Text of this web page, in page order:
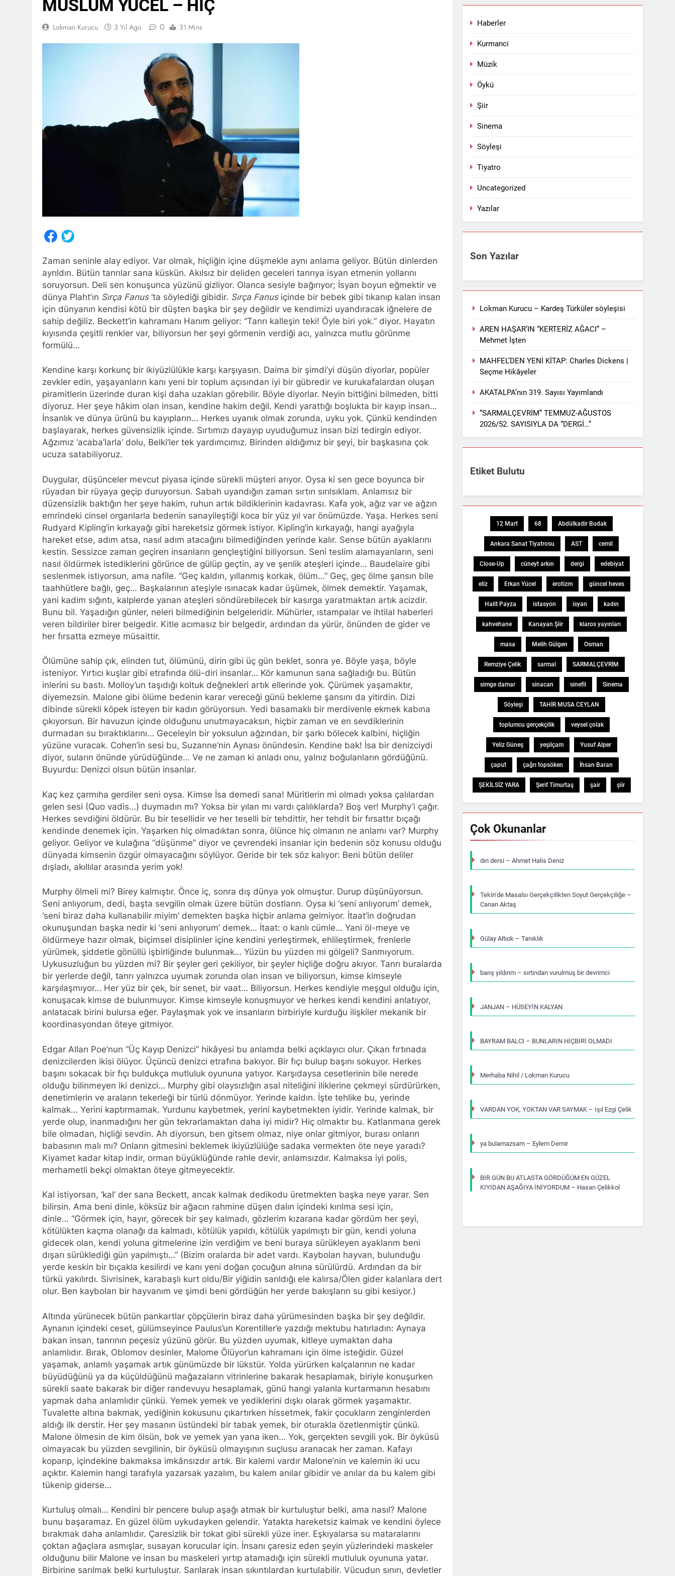
MÜSLÜM YÜCEL – HİÇ
Lokman Kurucu 3 Yıl Ago 0 31 Mins
Zaman seninle alay ediyor. Var olmak, hiçliğin içine düşmekle aynı anlama geliyor. Bütün dinlerden
ayrıldın. Bütün tanrılar sana küskün. Akılsız bir deliden geceleri tanrıya isyan etmenin yollarını
soruyorsun. Deli sen konuşunca yüzünü gizliyor. Olanca sesiyle bağırıyor; İsyan boyun eğmektir ve
dünya Plaht’ın Sırça Fanus ‘ta söylediği gibidir. Sırça Fanus içinde bir bebek gibi tıkanıp kalan insan
için dünyanın kendisi kötü bir düşten başka bir şey değildir ve kendimizi uyandıracak iğnelere de
sahip değiliz. Beckett’in kahramanı Hanım geliyor: “Tanrı kalleşin teki! Öyle biri yok.” diyor. Hayatın
kıyısında çeşitli renkler var, biliyorsun her şeyi görmenin verdiği acı, yalnızca mutlu görünme
formülü…
Kendine karşı korkunç bir ikiyüzlülükle karşı karşıyasın. Daima bir şimdi’yi düşün diyorlar, popüler
zevkler edin, yaşayanların kanı yeni bir toplum açısından iyi bir gübredir ve kurukafalardan oluşan
piramitlerin üzerinde duran kişi daha uzakları görebilir. Böyle diyorlar. Neyin bittiğini bilmeden, bitti
diyoruz. Her şeye hâkim olan insan, kendine hakim değil. Kendi yarattığı boşlukta bir kayıp insan…
İnsanlık ve dünya ürünü bu kayıpların… Herkes uyanık olmak zorunda, uyku yok. Çünkü kendinden
başlayarak, herkes güvensizlik içinde. Sırtımızı dayayıp uyuduğumuz insan bizi tedirgin ediyor.
Ağzımız ‘acaba’larla’ dolu, Belki’ler tek yardımcımız. Birinden aldığımız bir şeyi, bir başkasına çok
ucuza satabiliyoruz.
Duygular, düşünceler mevcut piyasa içinde sürekli müşteri arıyor. Oysa ki sen gece boyunca bir
rüyadan bir rüyaya geçip duruyorsun. Sabah uyandığın zaman sırtın sırılsıklam. Anlamsız bir
düzensizlik baktığın her şeye hakim, ruhun artık bildiklerinin kadavrası. Kafa yok, ağız var ve ağzın
emrindeki cinsel organlarla bedenin sanayileştiği koca bir yüz yıl var önümüzde. Yaşa. Herkes seni
Rudyard Kipling’in kırkayağı gibi hareketsiz görmek istiyor. Kipling’in kırkayağı, hangi ayağıyla
hareket etse, adım atsa, nasıl adım atacağını bilmediğinden yerinde kalır. Sense bütün ayaklarını
kestin. Sessizce zaman geçiren insanların gençleştiğini biliyorsun. Seni teslim alamayanların, seni
nasıl öldürmek istediklerini görünce de gülüp geçtin, ay ve şenlik ateşleri içinde… Baudelaire gibi
seslenmek istiyorsun, ama nafile. “Geç kaldın, yıllanmış korkak, ölüm…” Geç, geç ölme şansın bile
taahhütlere bağlı, geç… Başkalarının ateşiyle ısınacak kadar üşümek, ölmek demektir. Yaşamak,
yani kadim sığıntı, kalplerde yanan ateşleri söndürebilecek bir kasırga yaratmaktan artık acizdir.
Bunu bil. Yaşadığın günler, neleri bilmediğinin belgeleridir. Mühürler, ıstampalar ve ihtilal haberleri
veren bildiriler birer belgedir. Kitle acımasız bir belgedir, ardından da yürür, önünden de gider ve
her fırsatta ezmeye müsaittir.
Ölümüne sahip çık, elinden tut, ölümünü, dirin gibi üç gün beklet, sonra ye. Böyle yaşa, böyle
isteniyor. Yırtıcı kuşlar gibi etrafında ölü-diri insanlar… Kör kamunun sana sağladığı bu. Bütün
inlerini su bastı. Molloy’un taşıdığı koltuk değnekleri artık ellerinde yok. Çürümek yaşamaktır,
diyemezsin. Malone gibi ölüme bedenin karar vereceği günü bekleme şansını da yitirdin. Dizi
dibinde sürekli köpek isteyen bir kadın görüyorsun. Yedi basamaklı bir merdivenle ekmek kabına
çıkıyorsun. Bir havuzun içinde olduğunu unutmayacaksın, hiçbir zaman ve en sevdiklerinin
durmadan su bıraktıklarını… Geceleyin bir yoksulun ağzından, bir şarkı bölecek kalbini, hiçliğin
yüzüne vuracak. Cohen’in sesi bu, Suzanne’nin Aynası önündesin. Kendine bak! İsa bir denizciydi
diyor, suların önünde yürüdüğünde… Ve ne zaman ki anladı onu, yalnız boğulanların gördüğünü.
Buyurdu: Denizci olsun bütün insanlar.
Kaç kez çarmıha gerdiler seni oysa. Kimse İsa demedi sana! Müritlerin mi olmadı yoksa çalılardan
gelen sesi (Quo vadis…) duymadın mı? Yoksa bir yılan mı vardı çalılıklarda? Boş ver! Murphy’i çağır.
Herkes sevdiğini öldürür. Bu bir tesellidir ve her teselli bir tehdittir, her tehdit bir fırsattır bıçağı
kendinde denemek için. Yaşarken hiç olmadıktan sonra, ölünce hiç olmanın ne anlamı var? Murphy
geliyor. Geliyor ve kulağına “düşünme” diyor ve çevrendeki insanlar için bedenin söz konusu olduğu
dünyada kimsenin özgür olmayacağını söylüyor. Geride bir tek söz kalıyor: Beni bütün deliler
dışladı, akıllılar arasında yerim yok!
Murphy ölmeli mi? Birey kalmıştır. Önce iç, sonra dış dünya yok olmuştur. Durup düşünüyorsun.
Seni anlıyorum, dedi, başta sevgilin olmak üzere bütün dostların. Oysa ki ‘seni anlıyorum’ demek,
‘seni biraz daha kullanabilir miyim’ demekten başka hiçbir anlama gelmiyor. İtaat’in doğrudan
okunuşundan başka nedir ki ‘seni anlıyorum’ demek… İtaat: o kanlı cümle… Yani öl-meye ve
öldürmeye hazır olmak, biçimsel disiplinler içine kendini yerleştirmek, ehlileştirmek, frenlerle
yürümek, şiddetle gönüllü işbirliğinde bulunmak… Yüzün bu yüzden mi gölgeli? Sanmıyorum.
Uykusuzluğun bu yüzden mi? Bir şeyler geri çekiliyor, bir şeyler hiçliğe doğru akıyor. Tanrı buralarda
bir yerlerde değil, tanrı yalnızca uyumak zorunda olan insan ve biliyorsun, kimse kimseyle
karşılaşmıyor… Her yüz bir çek, bir senet, bir vaat… Biliyorsun. Herkes kendiyle meşgul olduğu için,
konuşacak kimse de bulunmuyor. Kimse kimseyle konuşmuyor ve herkes kendi kendini anlatıyor,
anlatacak birini bulursa eğer. Paylaşmak yok ve insanların birbiriyle kurduğu ilişkiler mekanik bir
koordinasyondan öteye gitmiyor.
Edgar Allan Poe’nun “Üç Kayıp Denizci” hikâyesi bu anlamda belki açıklayıcı olur. Çıkan fırtınada
denizcilerden ikisi ölüyor. Üçüncü denizci etrafına bakıyor. Bir fıçı bulup başını sokuyor. Herkes
başını sokacak bir fıçı buldukça mutluluk oyununa yatıyor. Karşıdaysa cesetlerinin bile nerede
olduğu bilinmeyen iki denizci… Murphy gibi olaysızlığın asal niteliğini iliklerine çekmeyi sürdürürken,
denetimlerin ve araların tekerleği bir türlü dönmüyor. Yerinde kaldın. İşte tehlike bu, yerinde
kalmak… Yerini kaptırmamak. Yurdunu kaybetmek, yerini kaybetmekten iyidir. Yerinde kalmak, bir
yerde olup, inanmadığını her gün tekrarlamaktan daha iyi midir? Hiç olmaktır bu. Katlanmana gerek
bile olmadan, hiçliği sevdin. Ah diyorsun, ben gitsem olmaz, niye onlar gitmiyor, burası onların
babasının malı mı? Onların gitmesini beklemek ikiyüzlülüğe sadaka vermekten öte neye yaradı?
Kiyamet kadar kitap indir, orman büyüklüğünde rahle devir, anlamsızdır. Kalmaksa iyi polis,
merhametli bekçi olmaktan öteye gitmeyecektir.
Kal istiyorsan, ‘kal’ der sana Beckett, ancak kalmak dedikodu üretmekten başka neye yarar. Sen
bilirsin. Ama beni dinle, köksüz bir ağacın rahmine düşen dalın içindeki kırılma sesi için,
dinle… “Görmek için, hayır, görecek bir şey kalmadı, gözlerim kızarana kadar gördüm her şeyi,
kötülükten kaçma olanağı da kalmadı, kötülük yapıldı, kötülük yapılmıştı bir gün, kendi yoluna
gidecek olan, kendi yoluna gitmelerine izin verdiğim ve beni buraya sürükleyen ayaklarım beni
dışarı sürüklediği gün yapılmıştı…” (Bizim oralarda bir adet vardı. Kaybolan hayvan, bulunduğu
yerde keskin bir bıçakla kesilirdi ve kanı yeni doğan çocuğun alnına sürülürdü. Ardından da bir
türkü yakılırdı. Sivrisinek, karabaşlı kurt oldu/Bir yiğidin sarıldığı ele kalırsa/Ölen gider kalanlara dert
olur. Ben kaybolan bir hayvanım ve şimdi beni gördüğün her yerde bakışların su gibi kesiyor.)
Altında yürünecek bütün pankartlar çöpçülerin biraz daha yürümesinden başka bir şey değildir.
Aynanın içindeki ceset, gülümseyince Paulus’un Korentiller’e yazdığı mektubu hatırladın: Aynaya
bakan insan, tanrının peçesiz yüzünü görür. Bu yüzden uyumak, kitleye uymaktan daha
anlamlıdır. Bırak, Oblomov desinler, Malome Ölüyor’un kahramanı için ölme isteğidir. Güzel
yaşamak, anlamlı yaşamak artık günümüzde bir lükstür. Yolda yürürken kalçalarının ne kadar
büyüdüğünü ya da küçüldüğünü mağazaların vitrinlerine bakarak hesaplamak, biriyle konuşurken
sürekli saate bakarak bir diğer randevuyu hesaplamak, günü hangi yalanla kurtarmanın hesabını
yapmak daha anlamlıdır çünkü. Yemek yemek ve yediklerini dışkı olarak görmek yaşamaktır.
Tuvalette altına bakmak, yediğinin kokusunu çıkartırken hissetmek, fakir çocukların zenginlerden
aldığı ilk derstir. Her şey masanın üstündeki bir tabak yemek, bir oturakla özetlenmiştir çünkü.
Malone ölmesin de kim ölsün, bok ve yemek yan yana iken… Yok, gerçekten sevgili yok. Bir öyküsü
olmayacak bu yüzden sevgilinin, bir öyküsü olmayışının suçlusu aranacak her zaman. Kafayı
koparıp, içindekine bakmaksa imkânsızdır artık. Bir kalemi vardır Malone’nin ve kalemin iki ucu
açıktır. Kalemin hangi tarafıyla yazarsak yazalım, bu kalem anılar gibidir ve anılar da bu kalem gibi
tükenip giderse…
Kurtuluş olmalı… Kendini bir pencere bulup aşağı atmak bir kurtuluştur belki, ama nasıl? Malone
bunu başaramaz. En güzel ölüm uykudayken gelendir. Yatakta hareketsiz kalmak ve kendini öylece
bırakmak daha anlamlıdır. Çaresizlik bir tokat gibi sürekli yüze iner. Eşkıyalarsa su mataralarını
çoktan ağaçlara asmışlar, susayan korucular için. İnsanı çaresiz eden şeyin yüzlerindeki maskeler
olduğunu bilir Malone ve insan bu maskeleri yırtıp atamadığı için sürekli mutluluk oyununa yatar.
Birbirine sarılmak belki kurtuluştur. Sarılarak insan sıkıntılardan kurtulabilir. Vücudun sınırı, devletler
Haberler
Kurmanci
Müzik
Öykü
Şiir
Sinema
Söyleşi
Tiyatro
Uncategorized
Yazılar
Son Yazılar
Lokman Kurucu – Kardeş Türküler söyleşisi
AREN HAŞAR’IN “KERTERİZ AĞACI” –
Mehmet İşten
MAHFEL’DEN YENİ KİTAP: Charles Dickens |
Seçme Hikâyeler
AKATALPA’nın 319. Sayısı Yayımlandı
“SARMALÇEVRİM” TEMMUZ-AĞUSTOS
2026/52. SAYISIYLA DA “DERGİ…”
Etiket Bulutu
12 Mart 68 Abdülkadir Budak
Ankara Sanat Tiyatrosu AST cemil
Close-Up cüneyt arkın dergi edebiyat
eliz Erkan Yücel erotizm güncel heves
Halit Payza istasyon isyan kadın
kahvehane Kanayan Şiir klaros yayınları
masa Melih Gülgen Osman
Remziye Çelik sarmal SARMALÇEVRİM
simge damar sinacan sinefil Sinema
Söyleşi TAHİR MUSA CEYLAN
toplumcu gerçekçilik veysel çolak
Yeliz Güneş yeşilçam Yusuf Alper
çaput çağrı topsöken İhsan Baran
ŞEKİLSİZ YARA Şerif Timurtaş şair şiir
Çok Okunanlar
dın dersi – Ahmet Halis Deniz
Tekin’de Masalsı Gerçekçilikten Soyut Gerçekçiliğe –
Canan Aktaş
Gülay Altıok – Tanıklık
barış yıldırım – sırtından vurulmuş bir devrimci
JANJAN – HÜSEYİN KALYAN
BAYRAM BALCI – BUNLARIN HİÇBİRİ OLMADI
Merhaba Nihil / Lokman Kurucu
VARDAN YOK, YOKTAN VAR SAYMAK – Işıl Ezgi Çelik
ya bulamazsam – Eylem Demir
BİR GÜN BU ATLASTA GÖRDÜĞÜM EN GÜZEL
KIYIDAN AŞAĞIYA İNİYORDUM – Hasan Çelikkol